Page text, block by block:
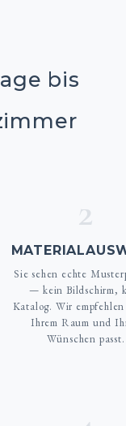
bis
2
Sie sehen echte
— kein Bildschirm,
Katalog. Wir
Ihrem Raum und
Wünschen passt.